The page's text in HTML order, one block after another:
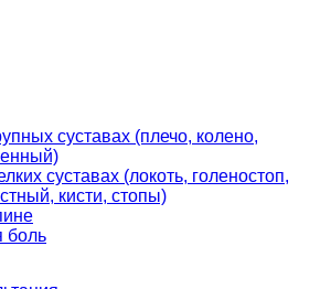
суставах (плечо, колено,
суставах (локоть, голеностоп,
кисти, стопы)
боль